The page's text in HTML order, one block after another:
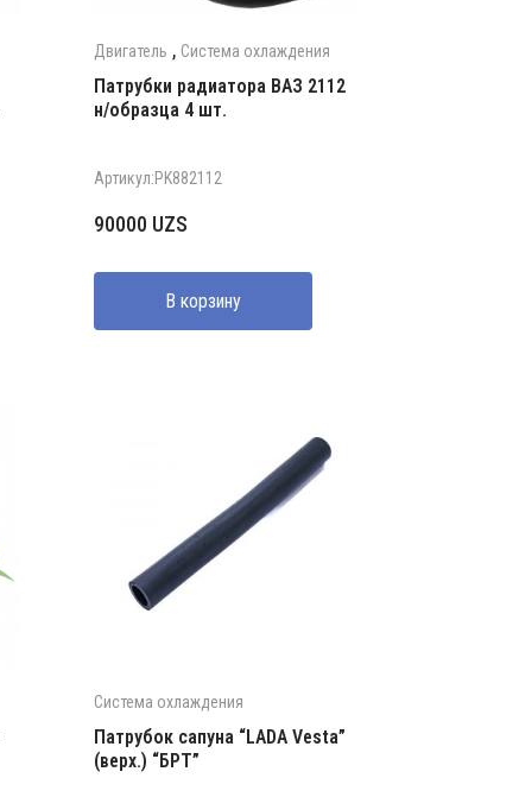
Двигатель , Система охлаждения
Патрубки радиатора ВАЗ 2112
н/образца 4 шт.
Артикул:PK882112
90000 UZS
В корзину
Система охлаждения
Патрубок сапуна “LADA Vesta”
(верх.) “БРТ”